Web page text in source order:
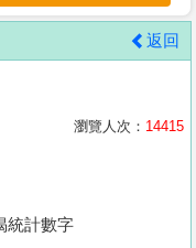
返回
瀏覽人次： 14415
統計數字